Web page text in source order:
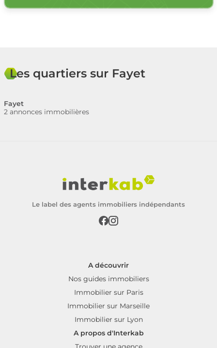
Les quartiers sur Fayet
Fayet
2 annonces immobilières
Le label des agents immobiliers indépendants
A découvrir
Nos guides immobiliers
Immobilier sur Paris
Immobilier sur Marseille
Immobilier sur Lyon
A propos d'Interkab